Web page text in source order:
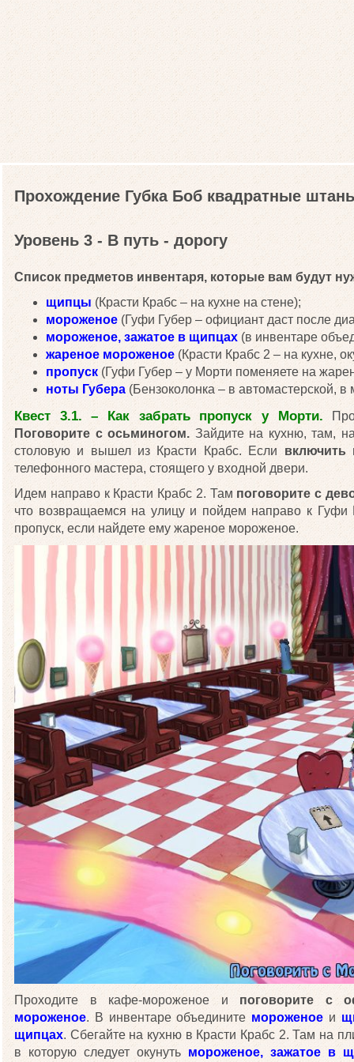
Прохождение Губка Боб квадратные
Уровень 3 - В путь - дорогу
Список предметов инвентаря, которые вам будут
щипцы (Красти Крабс – на кухне на стене);
мороженое (Гуфи Губер – официант даст после
мороженое, зажатое в щипцах (в инвентаре
жареное мороженое (Красти Крабс 2 – на кухне,
пропуск (Гуфи Губер – у Морти поменяете на
ноты Губера (Бензоколонка – в автомастерской, в
Квест 3.1. – Как забрать пропуск у Морти.
Поговорите с осьминогом. Зайдите на кухню, там,
столовую и вышел из Красти Крабс. Если включить
телефонного мастера, стоящего у входной двери.
Идем направо к Красти Крабс 2. Там поговорите с
что возвращаемся на улицу и пойдем направо к Гуфи
пропуск, если найдете ему жареное мороженое.
Проходите в кафе-мороженое и поговорите с
мороженое. В инвентаре объедините мороженое и
щипцах. Сбегайте на кухню в Красти Крабс 2. Там на
в которую следует окунуть мороженое, зажатое в